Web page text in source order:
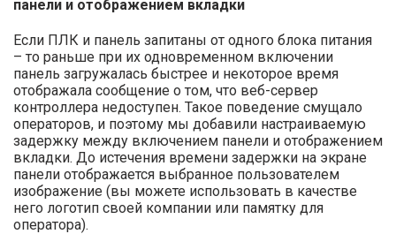
панели и отображением вкладки
Если ПЛК и панель запитаны от одного блока питания
– то раньше при их одновременном включении
панель загружалась быстрее и некоторое время
отображала сообщение о том, что веб-сервер
контроллера недоступен. Такое поведение смущало
операторов, и поэтому мы добавили настраиваемую
задержку между включением панели и отображением
вкладки. До истечения времени задержки на экране
панели отображается выбранное пользователем
изображение (вы можете использовать в качестве
него логотип своей компании или памятку для
оператора).